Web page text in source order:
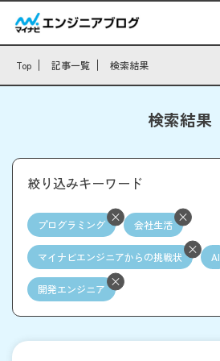
Top 記事一覧 検索結果
検索結果
絞り込みキーワード
プログラミング 会社生活
マイナビエンジニアからの挑戦状 AI
開発エンジニア